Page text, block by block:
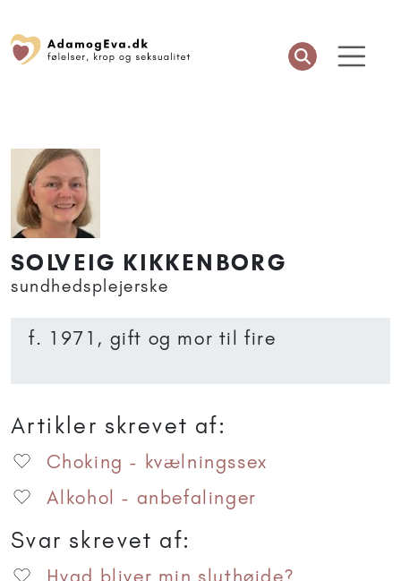
SOLVEIG KIKKENBORG
sundhedsplejerske
f. 1971, gift og mor til fire
Artikler skrevet af:
Choking - kvælningssex
Alkohol - anbefalinger
Svar skrevet af:
Hvad bliver min sluthøjde?